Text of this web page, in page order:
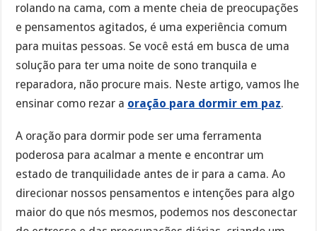
rolando na cama, com a mente cheia de preocupações
e pensamentos agitados, é uma experiência comum
para muitas pessoas. Se você está em busca de uma
solução para ter uma noite de sono tranquila e
reparadora, não procure mais. Neste artigo, vamos lhe
ensinar como rezar a oração para dormir em paz.
A oração para dormir pode ser uma ferramenta
poderosa para acalmar a mente e encontrar um
estado de tranquilidade antes de ir para a cama. Ao
direcionar nossos pensamentos e intenções para algo
maior do que nós mesmos, podemos nos desconectar